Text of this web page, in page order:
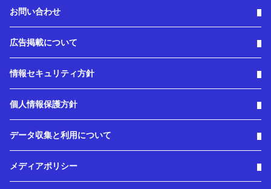
お問い合わせ
広告掲載について
情報セキュリティ方針
個人情報保護方針
データ収集と利用について
メディアポリシー